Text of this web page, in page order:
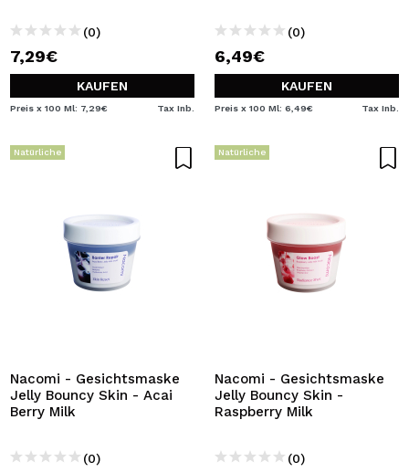
(0)
7,29€
KAUFEN
Preis x 100 Ml: 7,29€ Tax Inb.
(0)
6,49€
KAUFEN
Preis x 100 Ml: 6,49€ Tax Inb.
Natürliche
Nacomi - Gesichtsmaske
Jelly Bouncy Skin - Acai
Berry Milk
(0)
Natürliche
Nacomi - Gesichtsmaske
Jelly Bouncy Skin -
Raspberry Milk
(0)